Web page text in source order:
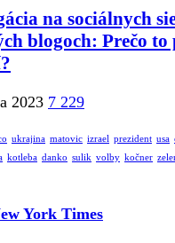
na sociálnych
blogoch: Prečo to
2023 7 229
ukrajina matovic izrael prezident usa
kotleba danko sulik volby kočner
York Times